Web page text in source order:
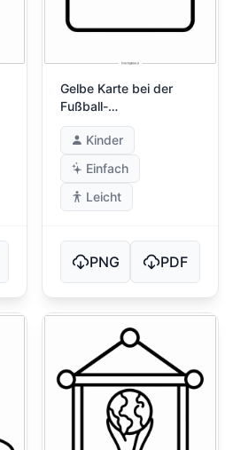
Gelbe Karte bei der
Fußball-
Weltmeisterschaft
Kinder
Einfach
Leicht
PNG PDF